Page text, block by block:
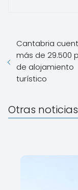
Cantabria
más de 29.500
de alojamiento
turístico
Otras